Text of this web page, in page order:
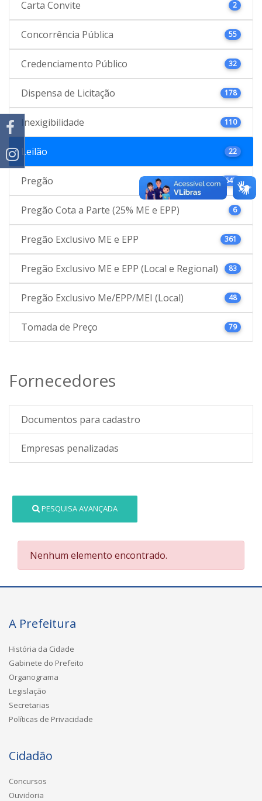
Carta Convite 2
Concorrência Pública 55
Credenciamento Público 32
Dispensa de Licitação 178
Inexigibilidade 110
Leilão 22
Pregão 645
Pregão Cota a Parte (25% ME e EPP) 6
Pregão Exclusivo ME e EPP 361
Pregão Exclusivo ME e EPP (Local e Regional) 83
Pregão Exclusivo Me/EPP/MEI (Local) 48
Tomada de Preço 79
Fornecedores
Documentos para cadastro
Empresas penalizadas
PESQUISA AVANÇADA
Nenhum elemento encontrado.
A Prefeitura
História da Cidade
Gabinete do Prefeito
Organograma
Legislação
Secretarias
Políticas de Privacidade
Cidadão
Concursos
Ouvidoria